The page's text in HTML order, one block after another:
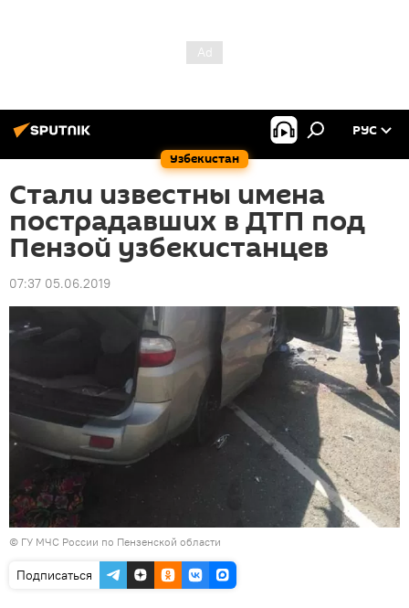
Узбекистан
РУС
Стали известны имена
пострадавших в ДТП под
Пензой узбекистанцев
07:37 05.06.2019
© ГУ МЧС России по Пензенской области
Подписаться